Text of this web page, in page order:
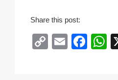
Share this post:
C
E
F